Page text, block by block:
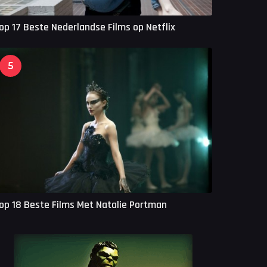
17 Beste Nederlandse Films op Netflix
5
18 Beste Films Met Natalie Portman